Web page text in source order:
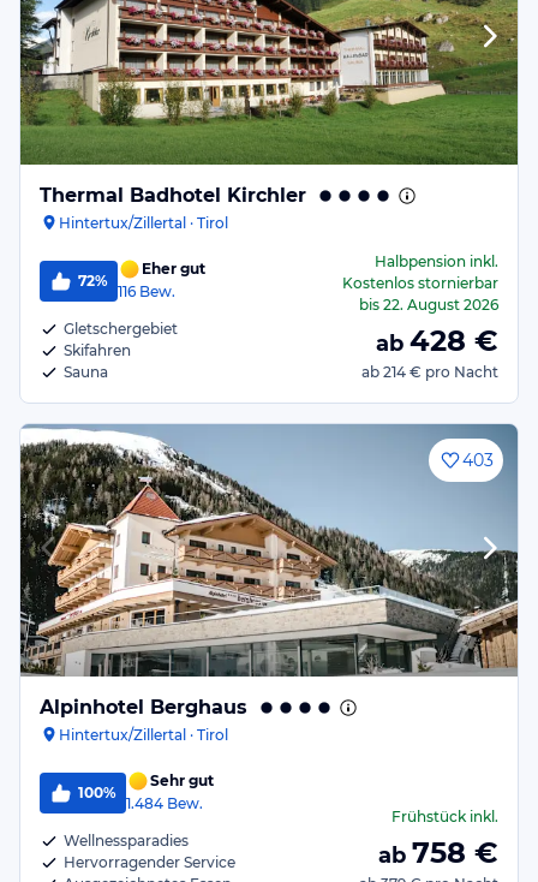
Thermal Badhotel Kirchler
Hintertux/Zillertal · Tirol
72%
Eher gut
116 Bew.
Gletschergebiet
Skifahren
Sauna
Halbpension inkl.
Kostenlos stornierbar
bis 22. August 2026
ab 428 €
ab 214 € pro Nacht
403
Alpinhotel Berghaus
Hintertux/Zillertal · Tirol
100%
Sehr gut
1.484 Bew.
Wellnessparadies
Hervorragender Service
Frühstückinkl.
ab 758 €